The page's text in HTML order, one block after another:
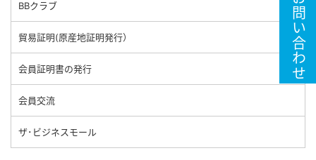
BBクラブ
貿易証明(原産地証明発行）
会員証明書の発行
会員交流
ザ･ビジネスモール
お問い合わせ